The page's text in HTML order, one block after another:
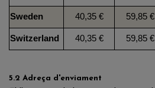
Sweden 40,35 € 59,85 €
Switzerland 40,35 € 59,85 €
5.2 Adreça d'enviament